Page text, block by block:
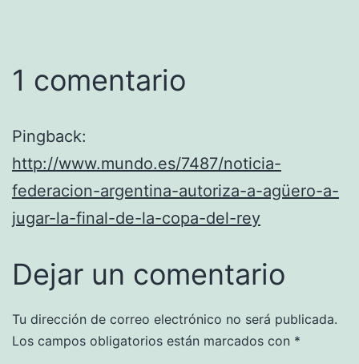
1 comentario
Pingback:
http://www.mundo.es/7487/noticia-
federacion-argentina-autoriza-a-agüero-a-
jugar-la-final-de-la-copa-del-rey
Dejar un comentario
Tu dirección de correo electrónico no será publicada.
Los campos obligatorios están marcados con *